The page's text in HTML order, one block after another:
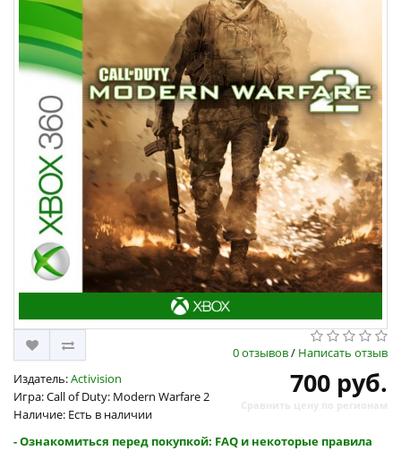
0 отзывов/ Написать отзыв
Издатель:Activision
Игра: Call of Duty: Modern Warfare 2
Наличие: Есть в наличии
700 руб.
- Ознакомиться перед покупкой: FAQ и некоторые правила